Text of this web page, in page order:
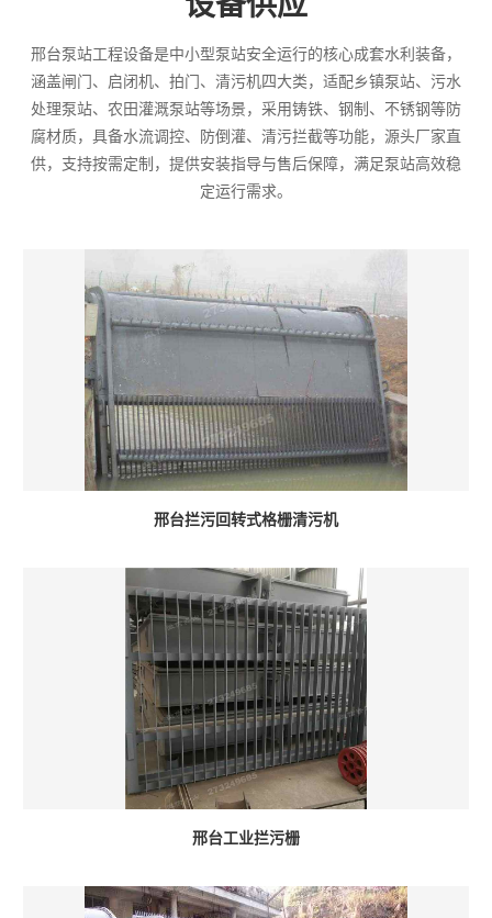
邢台泵站工程设备是中小型泵站安全运行的核心成套水利装备，
涵盖闸门、启闭机、拍门、清污机四大类，适配乡镇泵站、污水
处理泵站、农田灌溉泵站等场景，采用铸铁、钢制、不锈钢等防
腐材质，具备水流调控、防倒灌、清污拦截等功能，源头厂家直
供，支持按需定制，提供安装指导与售后保障，满足泵站高效稳
定运行需求。
邢台拦污回转式格栅清污机
邢台工业拦污栅